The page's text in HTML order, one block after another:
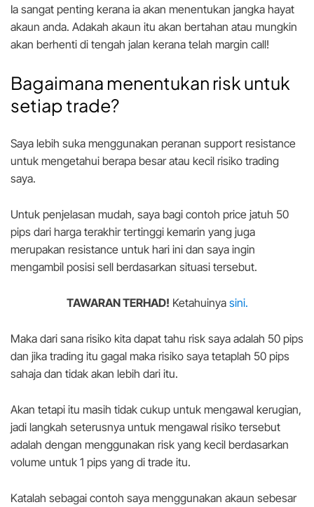
Ia sangat penting kerana ia akan menentukan jangka hayat
akaun anda. Adakah akaun itu akan bertahan atau mungkin
akan berhenti di tengah jalan kerana telah margin call!
Bagaimana menentukan risk untuk
setiap trade?
Saya lebih suka menggunakan peranan support resistance
untuk mengetahui berapa besar atau kecil risiko trading
saya.
Untuk penjelasan mudah, saya bagi contoh price jatuh 50
pips dari harga terakhir tertinggi kemarin yang juga
merupakan resistance untuk hari ini dan saya ingin
mengambil posisi sell berdasarkan situasi tersebut.
TAWARAN TERHAD! Ketahuinya sini.
Maka dari sana risiko kita dapat tahu risk saya adalah 50 pips
dan jika trading itu gagal maka risiko saya tetaplah 50 pips
sahaja dan tidak akan lebih dari itu.
Akan tetapi itu masih tidak cukup untuk mengawal kerugian,
jadi langkah seterusnya untuk mengawal risiko tersebut
adalah dengan menggunakan risk yang kecil berdasarkan
volume untuk 1 pips yang di trade itu.
Katalah sebagai contoh saya menggunakan akaun sebesar